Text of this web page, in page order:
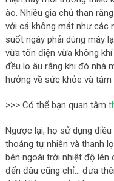
ào. Nhiều gia chủ than
với cả không mát như các
suốt ngày phải dùng máy
vừa tốn điện vừa không
đều lo âu rằng khi đó nhà
hưởng về sức khỏe và tâm
>>> Có thể bạn quan tâm
Ngược lại, họ sử dụng
thoáng tự nhiên và thanh
bên ngoài trời nhiệt độ
đến đâu cũng chỉ… đưa